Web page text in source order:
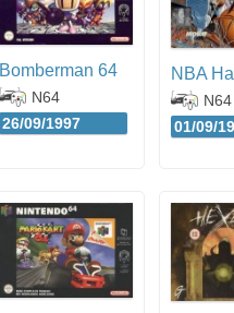
Bomberman 64
N64
26/09/1997
NBA
N64
01/09/